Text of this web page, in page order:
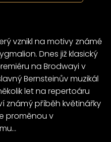
vznikl na motivy známé
Dnes již klasický
na Brodwayi v
Bernsteinův muzikál
let na repertoáru
známý příběh květinářky
proměnou v